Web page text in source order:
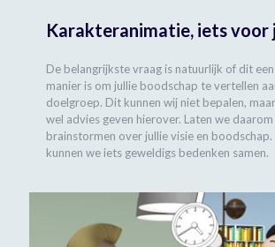
Karakteranimatie, iets voor
De belangrijkste vraag is natuurlijk of dit
manier is om jullie boodschap te vertellen
doelgroep. Dit kunnen wij niet bepalen,
wel advies geven hierover. Laten we daarom
brainstormen over jullie visie en
kunnen we iets geweldigs bedenken samen.